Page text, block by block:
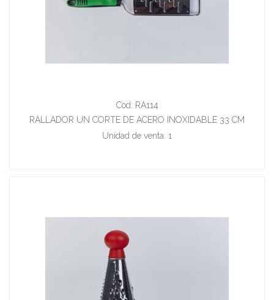
Cod: RA114
RALLADOR UN CORTE DE ACERO INOXIDABLE 33 CM
Unidad de venta: 1